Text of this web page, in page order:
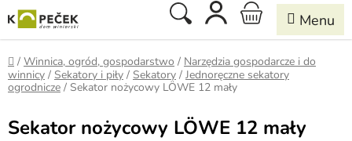
do
treści
Szukaj KOSZYK
Home
/ Winnica, ogród, gospodarstwo / Narzędzia gospodarcze i do
winnicy / Sekatory i piły / Sekatory / Jednoręczne sekatory
ogrodnicze / Sekator nożycowy LÖWE 12 mały
Sekator nożycowy LÖWE 12 mały